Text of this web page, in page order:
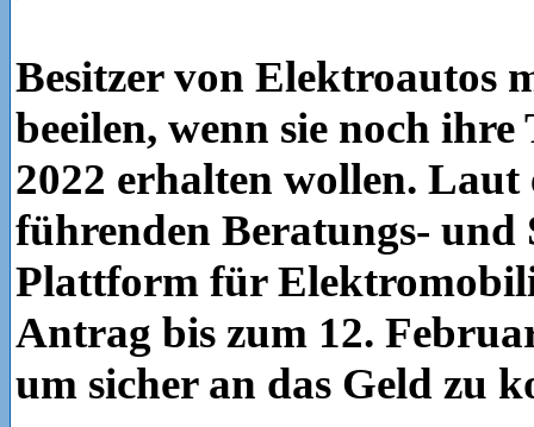
Besitzer von Elektroautos
beeilen, wenn sie noch
2022 erhalten wollen.
führenden Beratungs- und
Plattform für
Antrag bis zum 12.
um sicher an das Geld zu